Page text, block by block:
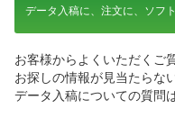
データ入稿に、注文に、ソフ
お客様からよくいただくご
お探しの情報が見当たらな
データ入稿についての質問